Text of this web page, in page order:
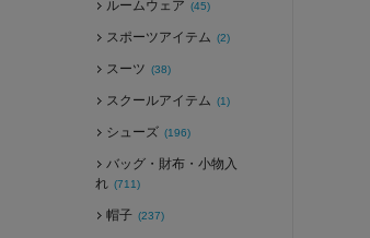
ルームウェア (45)
スポーツアイテム (2)
スーツ (38)
スクールアイテム (1)
シューズ (196)
バッグ・財布・小物入
れ (711)
帽子 (237)